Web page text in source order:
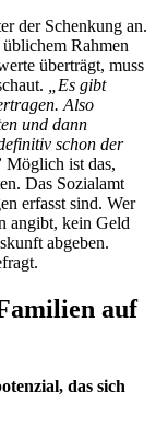
der Schenkung an.
Rahmen
überträgt, muss
„Es gibt
Also
und dann
schon der
Möglich ist das,
Das Sozialamt
erfasst sind. Wer
angibt, kein Geld
abgeben.
auf
das sich